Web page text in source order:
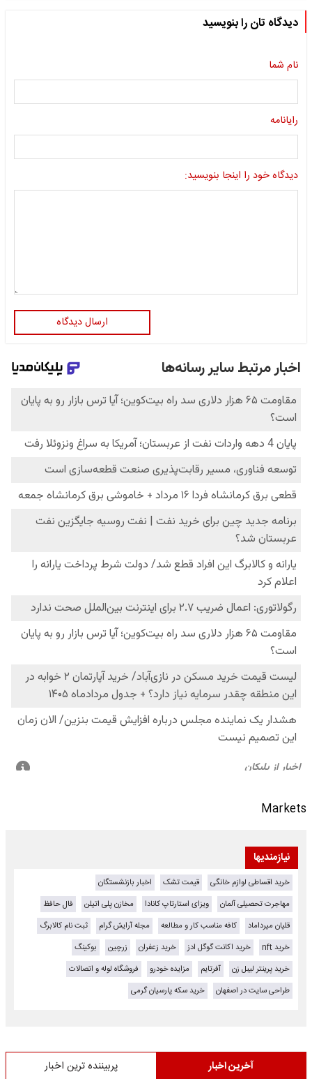
دیدگاه تان را بنویسید
نام شما
رایانامه
دیدگاه خود را اینجا بنویسید:
ارسال دیدگاه
Markets
نیازمندیها
خرید اقساطی لوازم خانگی قیمت تشک
اخبار بازنشستگان
مهاجرت تحصیلی آلمان
ویزای استارتاپ کانادا مخازن پلی اتیلن
فال حافظ
قلیان میرداماد
کافه مناسب کار و مطالعه مجله آرایش گرام
ثبت نام کالابرگ
خرید nft
خرید اکانت گوگل ادز خرید زعفران زرچین
بوکینگ
خرید پرینتر لیبل زن
آفرتایم مزایده خودرو
فروشگاه لوله و اتصالات
طراحی سایت در اصفهان
خرید سکه پارسیان گرمی
آخرین اخبار پربیننده ترین اخبار